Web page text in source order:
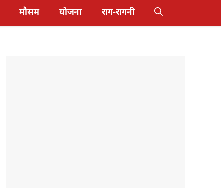
मौसम योजना राग-रागनी